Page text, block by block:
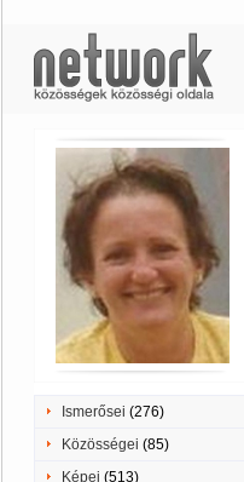
Ismerősei (276)
Közösségei (85)
Képei (513)